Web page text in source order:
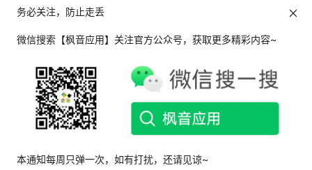
2024年4月8日 17:45 办公必备
软件介绍
PDF2JPG绿色版是一款将PDF文档转换为图像格式的转换
软件。也可以将PDF文件转换为JPG、PNG等图像格式并且
支持批量转换，可以同时处理多个PDF文件，大大提高了工
务必关注，防止走丢
微信搜索【枫音应用】关注官方公众号，获取更多精彩内容~
本通知每周只弹一次，如有打扰，还请见谅~